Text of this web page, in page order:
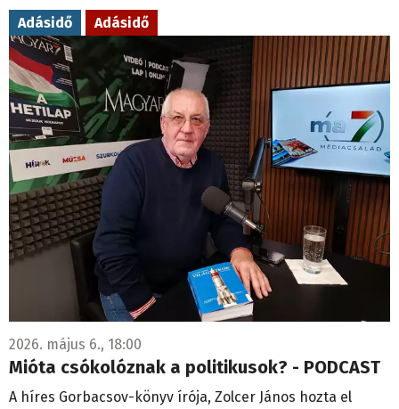
Adásidő Adásidő
2026. május 6., 18:00
Mióta csókolóznak a politikusok? - PODCAST
A híres Gorbacsov-könyv írója, Zolcer János hozta el